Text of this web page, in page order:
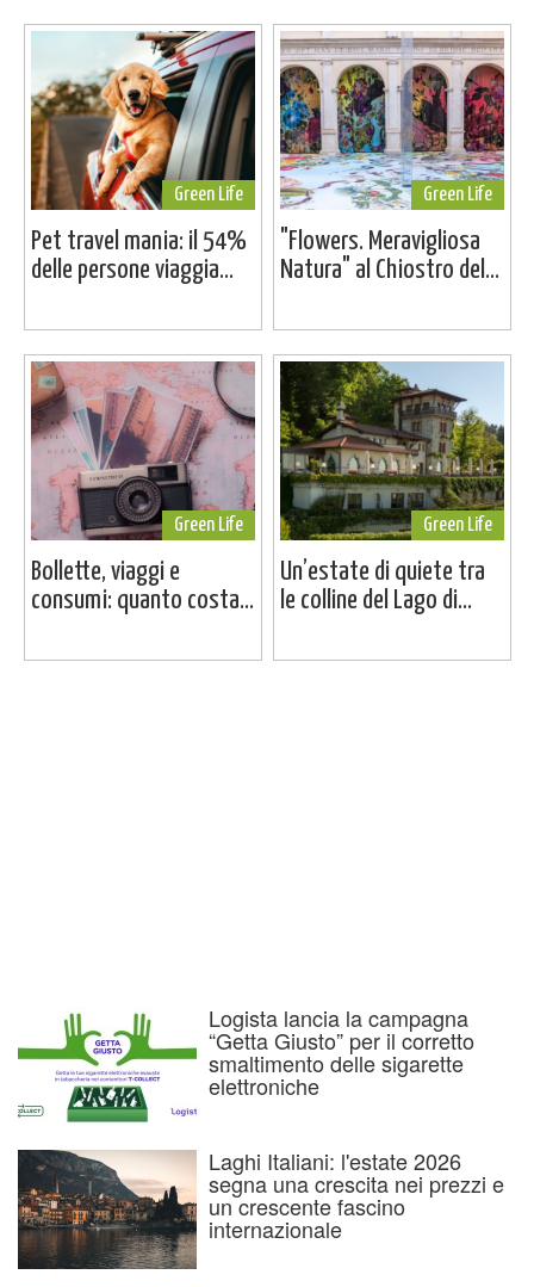
Green Life
Pet travel mania: il 54%
delle persone viaggia...
Green Life
"Flowers. Meravigliosa
Natura" al Chiostro del...
Green Life
Bollette, viaggi e
consumi: quanto costa...
Green Life
Un’estate di quiete tra
le colline del Lago di...
Logista lancia la campagna
“Getta Giusto” per il corretto
smaltimento delle sigarette
elettroniche
Laghi Italiani: l'estate 2026
segna una crescita nei prezzi e
un crescente fascino
internazionale